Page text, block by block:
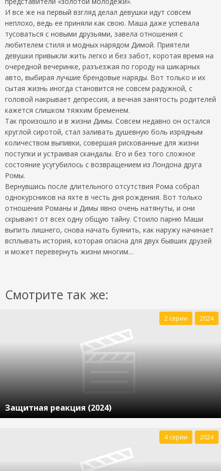
И все же на первый взгляд делал девушки идут совсем
неплохо, ведь ее приняли как свою. Маша даже успевала
тусоваться с новыми друзьями, завела отношения с
любителем стиля и модных нарядом Димой. Приятели
девушки привыкли жить легко и без забот, коротая время на
очередной вечеринке, разъезжая по городу на шикарных
авто, выбирая лучшие брендовые наряды. Вот только и их
сытая жизнь иногда становится не совсем радужной, с
головой накрывает депрессия, а вечная занятость родителей
кажется слишком тяжким бременем.
Так произошло и в жизни Димы. Совсем недавно он остался
круглой сиротой, стал заливать душевную боль изрядным
количеством выпивки, совершая рискованные для жизни
поступки и устраивая скандалы. Его и без того сложное
состояние усугубилось с возвращением из Лондона друга
Ромы.
Вернувшись после длительного отсутствия Рома собрал
однокурсников на яхте в честь дня рождения. Вот только
отношения Романы и Димы явно очень натянуты, и они
скрывают от всех одну общую тайну. Стоило парню Маши
выпить лишнего, снова начать буянить, как наружу начинает
всплывать история, которая опасна для двух бывших друзей
и может перевернуть жизни многим…
Смотрите так же:
Защитная реакция (2024)
2 серии 2024
4 серии 2024